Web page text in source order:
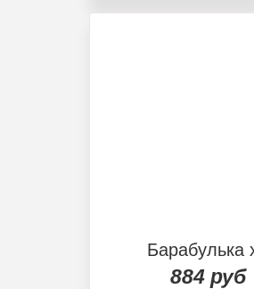
Барабулька
884 руб